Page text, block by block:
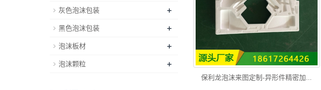
保利龙泡沫来图定制-异形件精密加...
灰色泡沫包装 +
黑色泡沫包装 +
泡沫板材 +
泡沫颗粒 +